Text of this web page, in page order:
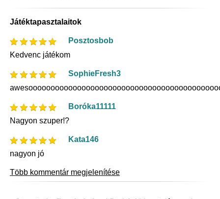
Játéktapasztalaitok
Posztosbob
Kedvenc játékom
SophieFresh3
Boróka11111
Nagyon szuper!?
Kata146
nagyon jó
Több kommentár megjelenítése